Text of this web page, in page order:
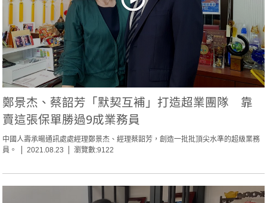
鄭景杰、蔡韶芳「默契互補」打造超業團隊 靠
賣這張保單勝過9成業務員
中國人壽承暘通訊處處經理鄭景杰、經理蔡韶芳，創造一批批頂尖水準的超級業務
員。
2021.08.23 瀏覽數:9122